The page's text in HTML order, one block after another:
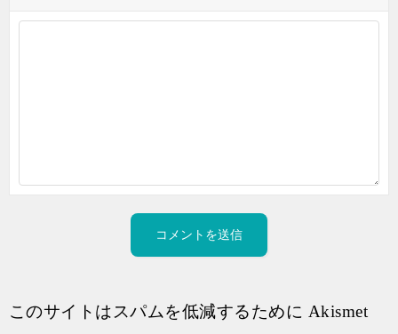
このサイトはスパムを低減するために Akismet